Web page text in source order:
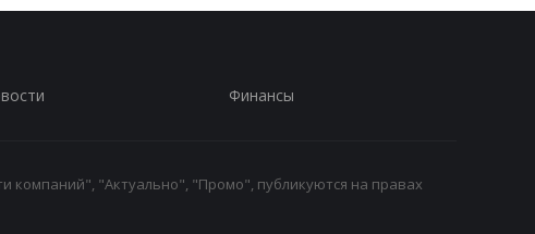
Финансы
"Актуально", "Промо", публикуются на правах